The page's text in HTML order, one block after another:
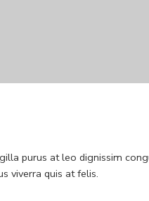
purus at leo dignissim
viverra quis at felis.